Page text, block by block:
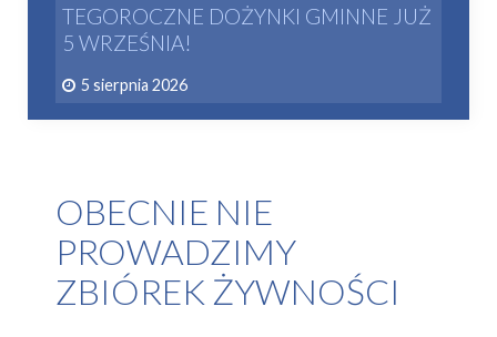
TEGOROCZNE DOŻYNKI GMINNE JUŻ
5 WRZEŚNIA!
5 sierpnia 2026
OBECNIE NIE
PROWADZIMY
ZBIÓREK ŻYWNOŚCI